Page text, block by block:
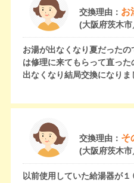
交換理由： お
(大阪府茨木
お湯が出なくなり夏だった
は修理に来てもらって直っ
出なくなり結局交換になりま
交換理由： そ
(大阪府茨木
以前使用していた給湯器が